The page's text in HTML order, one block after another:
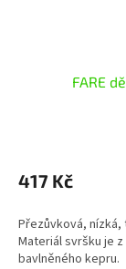
FARE
417 Kč
Přezůvková,
Materiál svršku je
bavlněného kepru.